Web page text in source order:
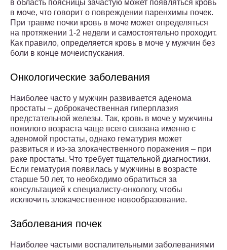
в область поясницы зачастую может появляться кровь
в моче, что говорит о повреждении паренхимы почек.
При травме почки кровь в моче может определяться
на протяжении 1-2 недели и самостоятельно проходит.
Как правило, определяется кровь в моче у мужчин без
боли в конце мочеиспускания.
Онкологические заболевания
Наиболее часто у мужчин развивается аденома
простаты – доброкачественная гиперплазия
предстательной железы. Так, кровь в моче у мужчины
пожилого возраста чаще всего связана именно с
аденомой простаты, однако гематурия может
развиться и из-за злокачественного поражения – при
раке простаты. Что требует тщательной диагностики.
Если гематурия появилась у мужчины в возрасте
старше 50 лет, то необходимо обратиться за
консультацией к специалисту-онкологу, чтобы
исключить злокачественное новообразование.
Заболевания почек
Наиболее частыми воспалительными заболеваниями